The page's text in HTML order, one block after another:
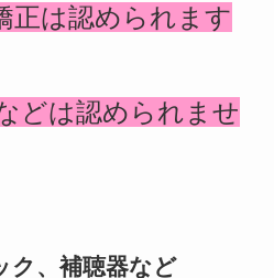
正は認められます
どは認められませ
ク、補聴器など